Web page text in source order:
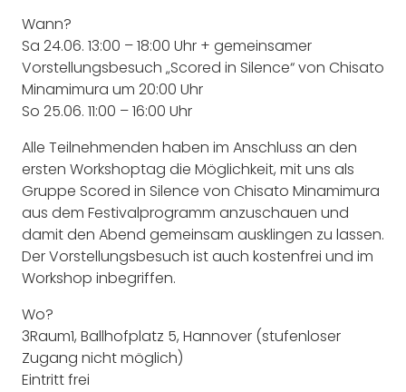
Wann?
Sa 24.06. 13:00 – 18:00 Uhr + gemeinsamer
Vorstellungsbesuch „Scored in Silence“ von Chisato
Minamimura um 20:00 Uhr
So 25.06. 11:00 – 16:00 Uhr
Alle Teilnehmenden haben im Anschluss an den
ersten Workshoptag die Möglichkeit, mit uns als
Gruppe Scored in Silence von Chisato Minamimura
aus dem Festivalprogramm anzuschauen und
damit den Abend gemeinsam ausklingen zu lassen.
Der Vorstellungsbesuch ist auch kostenfrei und im
Workshop inbegriffen.
Wo?
3Raum1, Ballhofplatz 5, Hannover (stufenloser
Zugang nicht möglich)
Eintritt frei